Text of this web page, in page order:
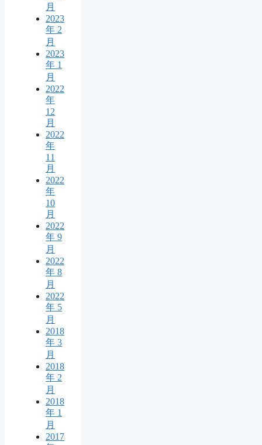
月
2023
年 2
月
2023
年 1
月
2022
年
12
月
2022
年
11
月
2022
年
10
月
2022
年 9
月
2022
年 8
月
2022
年 5
月
2018
年 3
月
2018
年 2
月
2018
年 1
月
2017